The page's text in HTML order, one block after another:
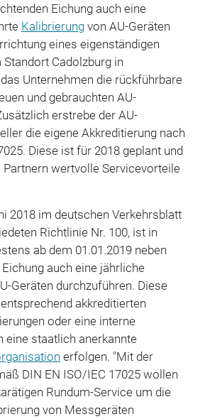
Eichung auch eine
Kalibrierungvon AU-Geräten
eines eigenständigen
Cadolzburg in
Unternehmen die rückführbare
und gebrauchten AU-
erstrebe der AU-
die eigene Akkreditierung nach
Diese ist für 2018 geplant und
wertvolle Servicevorteile
2018 im deutschen Verkehrsblatt
Richtlinie Nr. 100, ist in
ab dem 01.01.2019 neben
auch eine jährliche
Geräten durchzuführen. Diese
akkreditierten
oder eine interne
eine staatlich anerkannte
erfolgen. "Mit der
DIN EN ISO/IEC 17025 wollen
Rundum-Service um die
von Messgeräten